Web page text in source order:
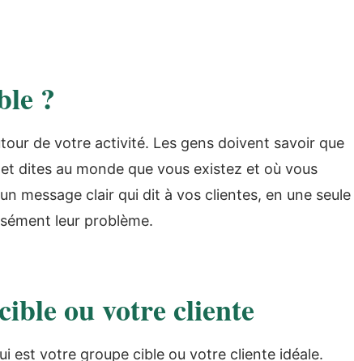
?
de votre activité. Les gens doivent savoir que
dites au monde que vous existez et où vous
message clair qui dit à vos clientes, en une seule
leur problème.
ou votre cliente
est votre groupe cible ou votre cliente idéale.